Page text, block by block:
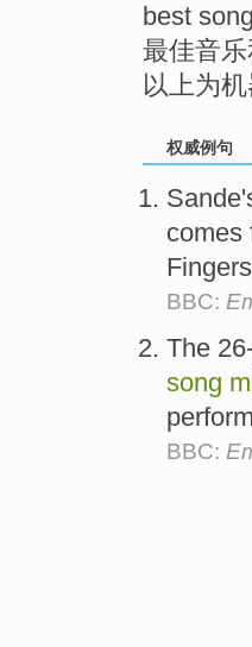
best
最佳音
以上为
权威例句
comes
BBC:
The
song
BBC: